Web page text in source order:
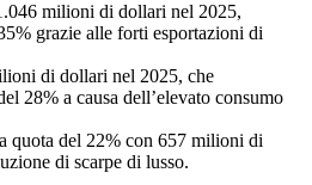
milioni di dollari nel 2025,
grazie alle forti esportazioni di
di dollari nel 2025, che
28% a causa dell’elevato consumo
quota del 22% con 657 milioni di
di scarpe di lusso.